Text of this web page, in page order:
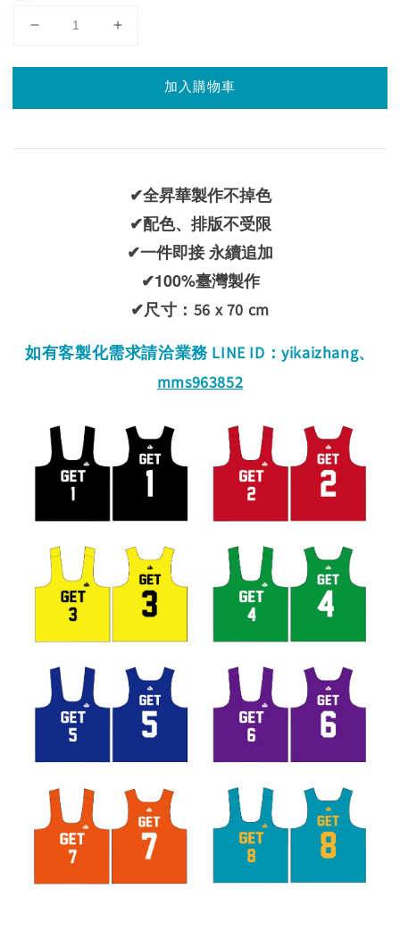
加入購物車
✔全昇華製作不掉色
✔配色、排版不受限
✔一件即接 永續追加
✔100%臺灣製作
✔尺寸：56 x 70 cm
如有客製化需求請洽業務 LINE ID：yikaizhang、
mms963852